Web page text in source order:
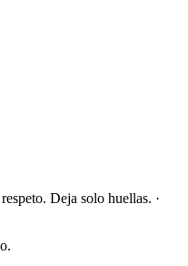
Deja solo huellas. ·